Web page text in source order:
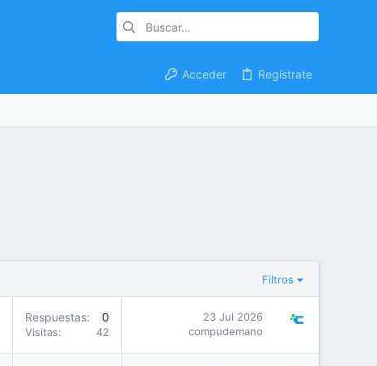
Acceder Regístrate
Filtros
Respuestas 0
Visitas 42
23 Jul 2026
compudemano